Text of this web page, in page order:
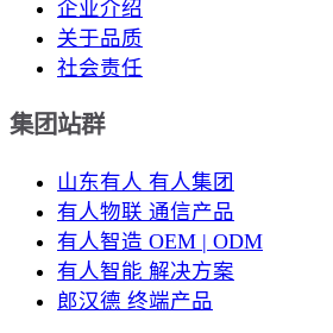
企业介绍
关于品质
社会责任
集团站群
山东有人 有人集团
有人物联 通信产品
有人智造 OEM | ODM
有人智能 解决方案
郎汉德 终端产品